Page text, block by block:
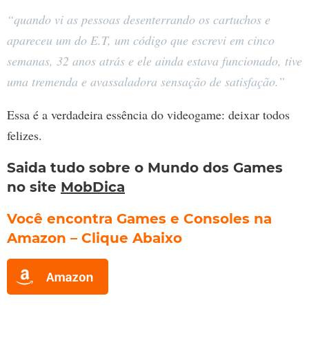
“quando vi as pessoas desenterrando os cartuchos e
apareceu um do E.T, um código que escrevi em cinco
semanas, 32 anos atrás e ele ainda estava funcionado, tive
uma tremenda e avassaladora sensação de satisfação.”
Essa é a verdadeira essência do videogame: deixar todos
felizes.
Saida tudo sobre o Mundo dos Games
no site MobDica
Você encontra Games e Consoles na
Amazon – Clique Abaixo